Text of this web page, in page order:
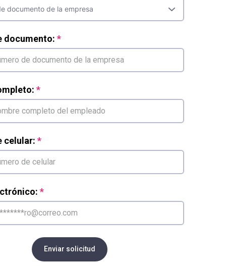
documento:
celular:
Enviar solicitud